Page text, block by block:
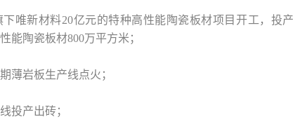
下唯新材料20亿元的特种高性能陶瓷板材项目开工，投
能陶瓷板材800万平方米；
薄岩板生产线点火；
投产出砖；